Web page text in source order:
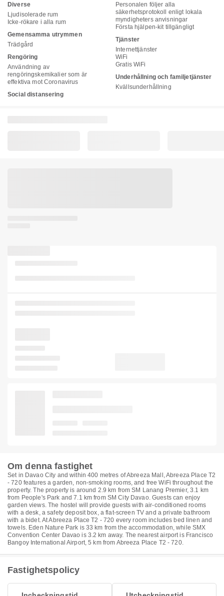
Diverse
Ljudisolerade rum
Icke-rökare i alla rum
Gemensamma utrymmen
Trädgård
Rengöring
Användning av
rengöringskemikalier som är
effektiva mot Coronavirus
Social distansering
Personalen följer alla
säkerhetsprotokoll enligt lokala
myndigheters anvisningar
Första hjälpen-kit tillgängligt
Tjänster
Internettjänster
WiFi
Gratis WiFi
Underhållning och familjetjänster
Kvällsunderhållning
Om denna fastighet
Set in Davao City and within 400 metres of Abreeza Mall, Abreeza Place T2
- 720 features a garden, non-smoking rooms, and free WiFi throughout the
property. The property is around 2.9 km from SM Lanang Premier, 3.1 km
from People's Park and 7.1 km from SM City Davao. Guests can enjoy
garden views. The hostel will provide guests with air-conditioned rooms
with a desk, a safety deposit box, a flat-screen TV and a private bathroom
with a bidet. At Abreeza Place T2 - 720 every room includes bed linen and
towels. Eden Nature Park is 33 km from the accommodation, while SMX
Convention Center Davao is 3.2 km away. The nearest airport is Francisco
Bangoy International Airport, 5 km from Abreeza Place T2 - 720.
Fastighetspolicy